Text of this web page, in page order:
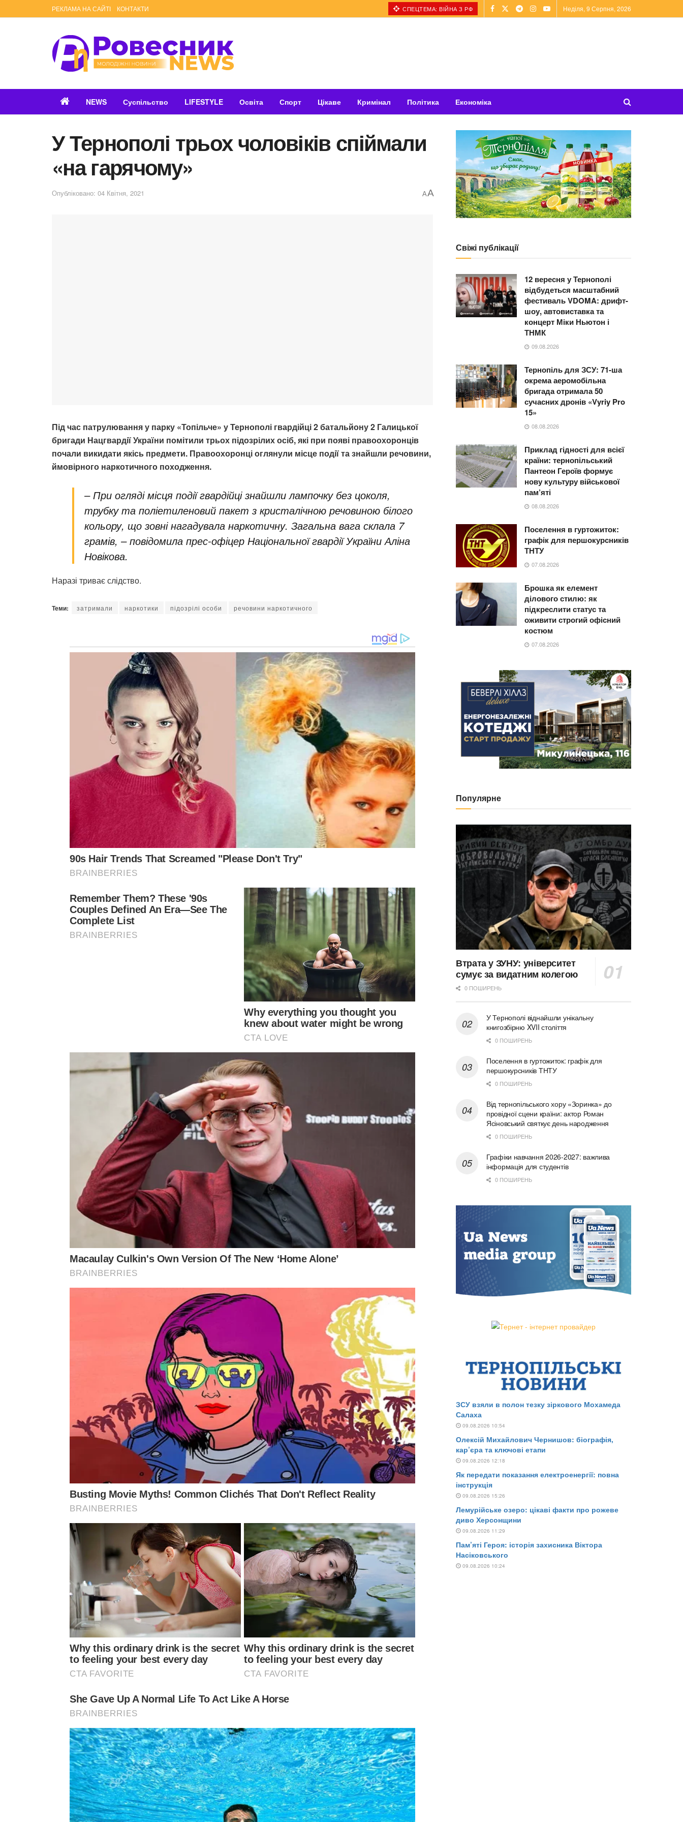
РЕКЛАМА НА САЙТІ КОНТАКТИ СПЕЦТЕМА: ВІЙНА З РФ Неділя, 9 Серпня, 2026
NEWS Суспільство LIFESTYLE Освіта Спорт Цікаве Кримінал Політика Економіка
У Тернополі трьох чоловіків спіймали
«на гарячому»
Опубліковано: 04 Квітня, 2021 AA
Під час патрулювання у парку «Топільче» у Тернополі гвардійці 2 батальйону 2 Галицької
бригади Нацгвардії України помітили трьох підозрілих осіб, які при появі правоохоронців
почали викидати якісь предмети. Правоохоронці оглянули місце події та знайшли речовини,
ймовірного наркотичного походження.
–При огляді місця події гвардійці знайшли лампочку без цоколя,
трубку та поліетиленовий пакет з кристалічною речовиною білого
кольору, що зовні нагадувала наркотичну. Загальна вага склала 7
грамів, – повідомила прес-офіцер Національної гвардії України Аліна
Новікова.
Наразі триває слідство.
Теми: затримали наркотики підозрілі особи речовини наркотичного
Свіжі публікації
12 вересня у Тернополі
відбудеться масштабний
фестиваль VDOMA: дрифт-
шоу, автовиставка та
концерт Міки Ньютон і
ТНМК
09.08.2026
Тернопіль для ЗСУ: 71-ша
окрема аеромобільна
бригада отримала 50
сучасних дронів «Vyriy Pro
15»
08.08.2026
Приклад гідності для всієї
країни: тернопільський
Пантеон Героїв формує
нову культуру військової
пам’яті
08.08.2026
Поселення в гуртожиток:
графік для першокурсників
ТНТУ
07.08.2026
Брошка як елемент
ділового стилю: як
підкреслити статус та
оживити строгий офісний
костюм
07.08.2026
Популярне
Втрата у ЗУНУ: університет
сумує за видатним колегою
0 ПОШИРЕНЬ
У Тернополі віднайшли унікальну
книгозбірню XVII століття
0 ПОШИРЕНЬ
Поселення в гуртожиток: графік для
першокурсників ТНТУ
0 ПОШИРЕНЬ
Від тернопільського хору «Зоринка» до
провідної сцени країни: актор Роман
Ясіновський святкує день народження
0 ПОШИРЕНЬ
Графіки навчання 2026-2027: важлива
інформація для студентів
0 ПОШИРЕНЬ